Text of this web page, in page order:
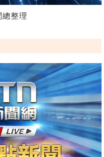
整理